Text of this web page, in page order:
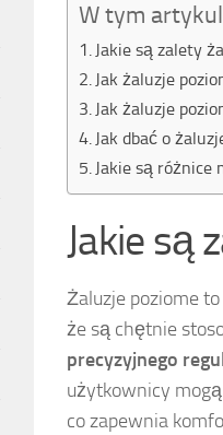
W tym
Jakie są zalety
Jak żaluzje
Jak żaluzje
Jak dbać o
Jakie są różnice
Jakie są
Żaluzje poziome
że są chętnie
precyzyjnego
użytkownicy
co zapewnia